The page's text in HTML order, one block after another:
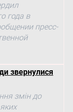
года в
пресс-
звернулися
змін до